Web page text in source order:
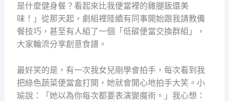
是什麼健身餐？看起來比我便當裡的雞腿飯還美
味！」從那天起，劇組裡陸續有同事開始跟我請教備
餐技巧，甚至有人組了一個「低碳便當交換群組」，
大家輪流分享創意食譜。
最好笑的是，有一次我女兒剛學會拍手，每次看到我
把綠色蔬菜便當盒打開，她就會開心地拍手大笑。小
瑜說：「她以為你每次都要表演變魔術。」我心想：